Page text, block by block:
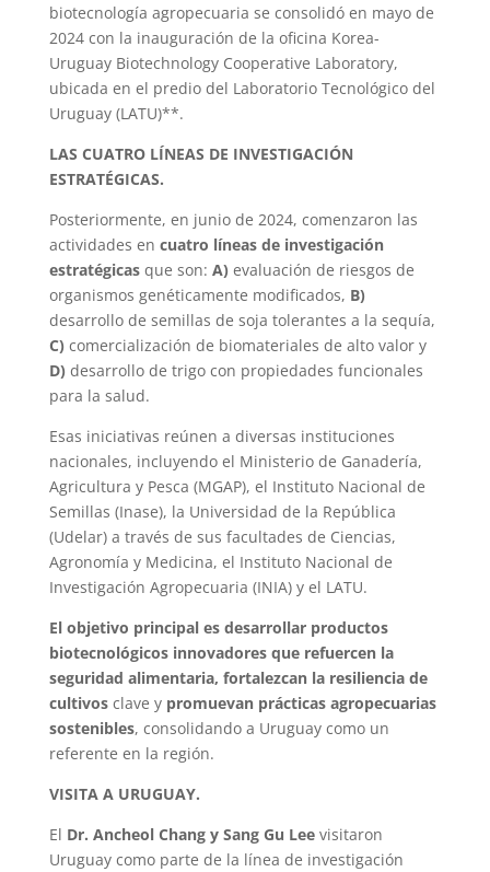
biotecnología agropecuaria se consolidó en mayo de
2024 con la inauguración de la oficina Korea-
Uruguay Biotechnology Cooperative Laboratory,
ubicada en el predio del Laboratorio Tecnológico del
Uruguay (LATU)**.
LAS CUATRO LÍNEAS DE INVESTIGACIÓN
ESTRATÉGICAS.
Posteriormente, en junio de 2024, comenzaron las
actividades en cuatro líneas de investigación
estratégicasque son: A) evaluación de riesgos de
organismos genéticamente modificados, B)
desarrollo de semillas de soja tolerantes a la sequía,
C) comercialización de biomateriales de alto valor y
D) desarrollo de trigo con propiedades funcionales
para la salud.
Esas iniciativas reúnen a diversas instituciones
nacionales, incluyendo el Ministerio de Ganadería,
Agricultura y Pesca (MGAP), el Instituto Nacional de
Semillas (Inase), la Universidad de la República
(Udelar) a través de sus facultades de Ciencias,
Agronomía y Medicina, el Instituto Nacional de
Investigación Agropecuaria (INIA) y el LATU.
El objetivo principal es desarrollar productos
biotecnológicos innovadores que refuercen la
seguridad alimentaria, fortalezcan la resiliencia de
cultivosclave y promuevan prácticas agropecuarias
sostenibles, consolidando a Uruguay como un
referente en la región.
VISITA A URUGUAY.
El Dr. Ancheol Chang y Sang Gu Leevisitaron
Uruguay como parte de la línea de investigación